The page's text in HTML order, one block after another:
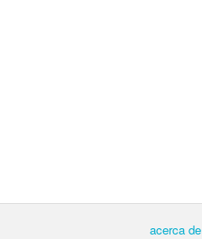
acerca de